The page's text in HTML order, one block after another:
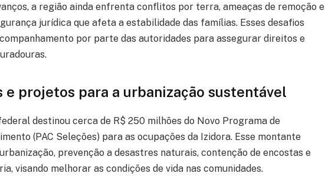
a região ainda enfrenta conflitos por terra, ameaças de remoção e
jurídica que afeta a estabilidade das famílias. Esses desafios
por parte das autoridades para assegurar direitos e
e projetos para a urbanização sustentável
destinou cerca de R$ 250 milhões do Novo Programa de
(PAC Seleções) para as ocupações da Izidora. Esse montante
prevenção a desastres naturais, contenção de encostas e
visando melhorar as condições de vida nas comunidades.